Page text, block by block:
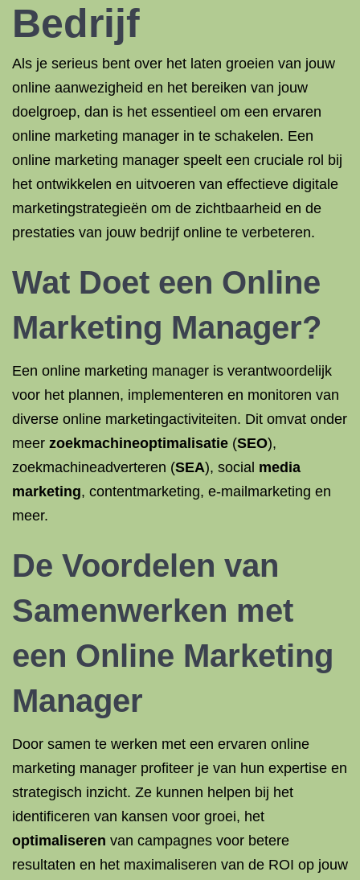
Bedrijf
Als je serieus bent over het laten groeien van jouw
online aanwezigheid en het bereiken van jouw
doelgroep, dan is het essentieel om een ervaren
online marketing manager in te schakelen. Een
online marketing manager speelt een cruciale rol bij
het ontwikkelen en uitvoeren van effectieve digitale
marketingstrategieën om de zichtbaarheid en de
prestaties van jouw bedrijf online te verbeteren.
Wat Doet een Online
Marketing Manager?
Een online marketing manager is verantwoordelijk
voor het plannen, implementeren en monitoren van
diverse online marketingactiviteiten. Dit omvat onder
meer zoekmachineoptimalisatie (SEO),
zoekmachineadverteren (SEA), social media
marketing, contentmarketing, e-mailmarketing en
meer.
De Voordelen van
Samenwerken met
een Online Marketing
Manager
Door samen te werken met een ervaren online
marketing manager profiteer je van hun expertise en
strategisch inzicht. Ze kunnen helpen bij het
identificeren van kansen voor groei, het
optimaliseren van campagnes voor betere
resultaten en het maximaliseren van de ROI op jouw